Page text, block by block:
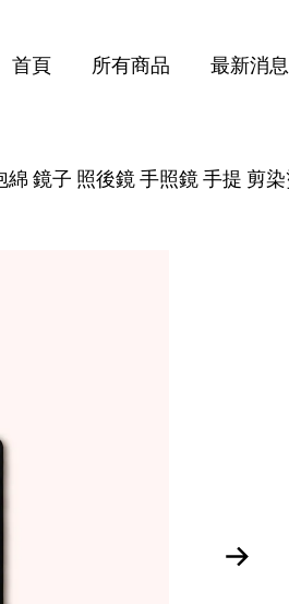
首頁 所有商品 最新消息
鏡子 照後鏡 手照鏡 手提 剪
您的購物車目前還是空的